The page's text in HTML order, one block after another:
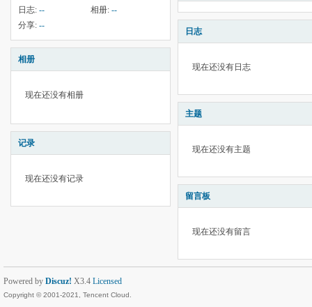
日志: -- 相册: --
分享: --
相册
现在还没有相册
记录
现在还没有记录
日志
现在还没有日志
主题
现在还没有主题
留言板
现在还没有留言
Powered by Discuz! X3.4 Licensed
Copyright © 2001-2021, Tencent Cloud.